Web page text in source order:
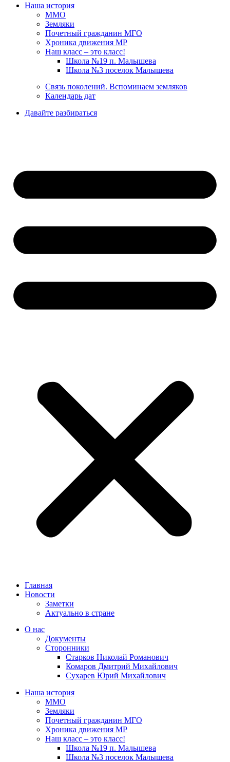
Наша история
ММО
Земляки
Почетный гражданин МГО
Хроника движения МР
Наш класс – это класс!
Школа №19 п. Малышева
Школа №3 поселок Малышева
Связь поколений. Вспоминаем земляков
Календарь дат
Давайте разбираться
Главная
Новости
Заметки
Актуально в стране
О нас
Документы
Сторонники
Старков Николай Романович
Комаров Дмитрий Михайлович
Сухарев Юрий Михайлович
Наша история
ММО
Земляки
Почетный гражданин МГО
Хроника движения МР
Наш класс – это класс!
Школа №19 п. Малышева
Школа №3 поселок Малышева